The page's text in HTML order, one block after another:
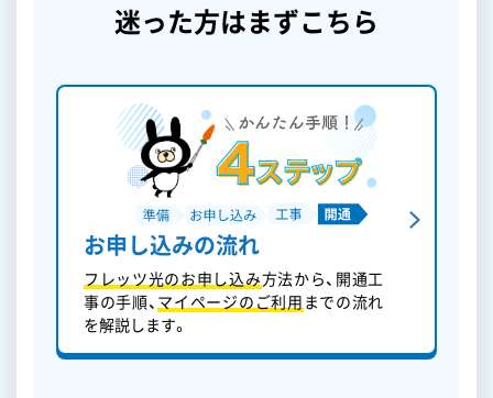
迷った方はまずこちら
お申し込みの流れ
フレッツ光のお申し込み方法から、開通工
事の手順、 マイページのご利用 までの流れ
を解説します。